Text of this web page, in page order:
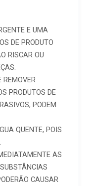
E UMA
DE PRODUTO
RISCAR OU
REMOVER
PRODUTOS DE
PODEM
QUENTE, POIS
AS
CAUSAR